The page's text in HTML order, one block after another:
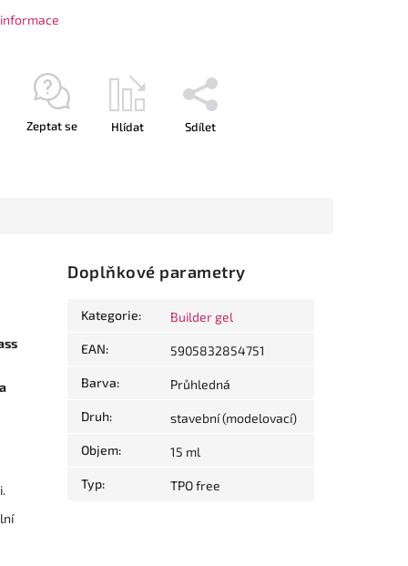
Zeptat se Hlídat Sdílet
Doplňkové parametry
Kategorie: Builder gel
EAN: 5905832854751
Barva: Průhledná
Druh: stavební (modelovací)
Objem: 15 ml
Typ: TPO free